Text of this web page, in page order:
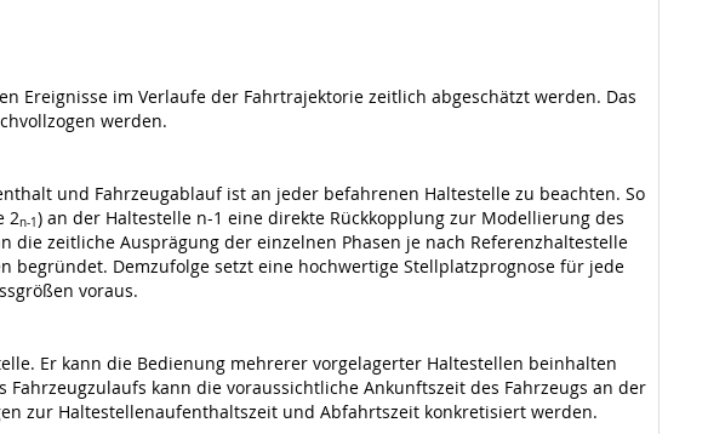
Ereignisse im Verlaufe der Fahrtrajektorie zeitlich abgeschätzt werden. Das
werden.
und Fahrzeugablauf ist an jeder befahrenen Haltestelle zu beachten. So
2n-1 ) an der Haltestelle n-1 eine direkte Rückkopplung zur Modellierung des
die zeitliche Ausprägung der einzelnen Phasen je nach Referenzhaltestelle
Demzufolge setzt eine hochwertige Stellplatzprognose für jede
voraus.
Er kann die Bedienung mehrerer vorgelagerter Haltestellen beinhalten
kann die voraussichtliche Ankunftszeit des Fahrzeugs an der
zur Haltestellenaufenthaltszeit und Abfahrtszeit konkretisiert werden.